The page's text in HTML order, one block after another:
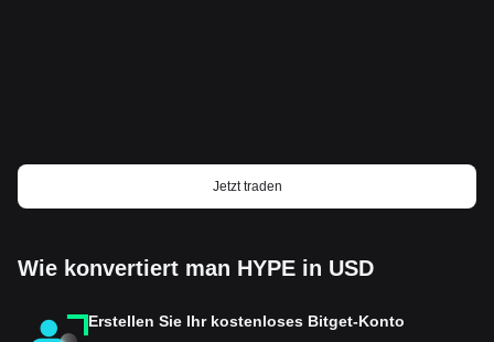
Jetzt traden
Wie konvertiert man HYPE in USD
Erstellen Sie Ihr kostenloses Bitget-Konto